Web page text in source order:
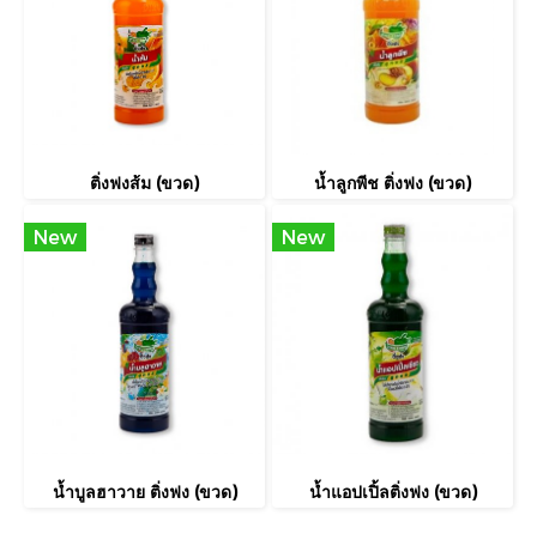
ติ่งฟงส้ม (ขวด) น้ำลูกพีช ติ่งฟง (ขวด)
New
น้ำบูลฮาวาย ติ่งฟง (ขวด)
New
น้ำแอปเปิ้ลติ่งฟง (ขวด)